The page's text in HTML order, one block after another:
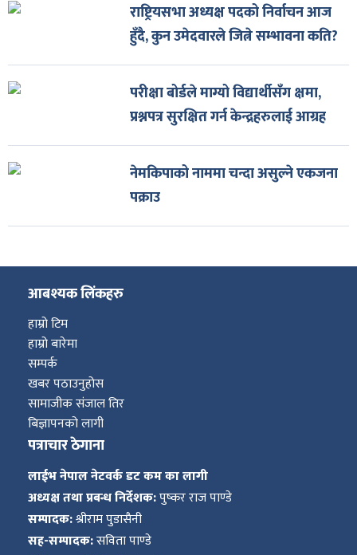
राष्ट्रियसभा अध्यक्ष पदको निर्वाचन आज
हुँदै, कुन उमेदवारले जित्ने सम्भावना कति?
परीक्षा बोर्डले माग्यो विद्यार्थीसँग क्षमा,
प्रश्नपत्र सुरक्षित गर्न केन्द्रहरुलाई आग्रह
नेमकिपाको नाममा चन्दा असुल्ने एकजना
पक्राउ
आबश्यक लिंकहरु
हाम्रो टिम
हाम्रो बारेमा
सम्पर्क
खबर पठाउनुहोस
सामाजीक संजाल तिर
बिज्ञापनको लागी
पत्राचार ठेगाना
लाईभ नेपाल नेटवर्क डट कम का लागी
अध्यक्ष तथा प्रबन्ध निर्देशक:पुष्कर राज पाण्डे
सम्पादक:श्रीराम पुडासैनी
सह-सम्पादक:सविता पाण्डे